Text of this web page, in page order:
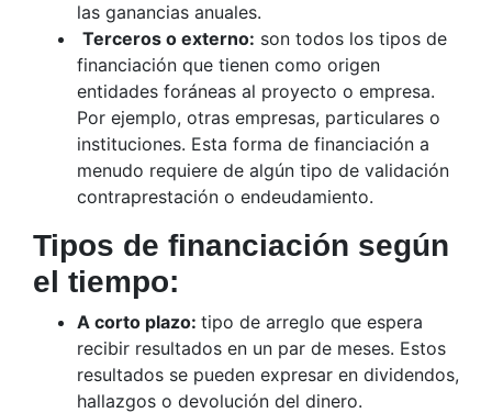
las ganancias anuales.
Terceros o externo: son todos los tipos de
financiación que tienen como origen
entidades foráneas al proyecto o empresa.
Por ejemplo, otras empresas, particulares o
instituciones. Esta forma de financiación a
menudo requiere de algún tipo de validación
contraprestación o endeudamiento.
Tipos de financiación según
el tiempo:
A corto plazo: tipo de arreglo que espera
recibir resultados en un par de meses. Estos
resultados se pueden expresar en dividendos,
hallazgos o devolución del dinero.